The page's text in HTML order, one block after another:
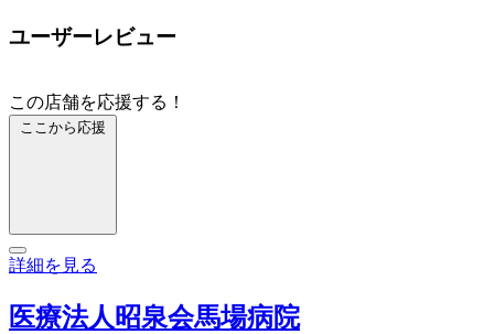
ユーザーレビュー
この店舗を応援する！
ここから応援
詳細を見る
医療法人昭泉会馬場病院